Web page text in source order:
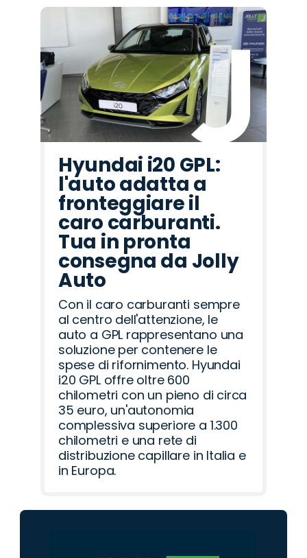
Hyundai i20 GPL:
l'auto adatta a
fronteggiare il
caro carburanti.
Tua in pronta
consegna da Jolly
Auto
Con il caro carburanti sempre
al centro dell'attenzione, le
auto a GPL rappresentano una
soluzione per contenere le
spese di rifornimento. Hyundai
i20 GPL offre oltre 600
chilometri con un pieno di circa
35 euro, un'autonomia
complessiva superiore a 1.300
chilometri e una rete di
distribuzione capillare in Italia e
in Europa.